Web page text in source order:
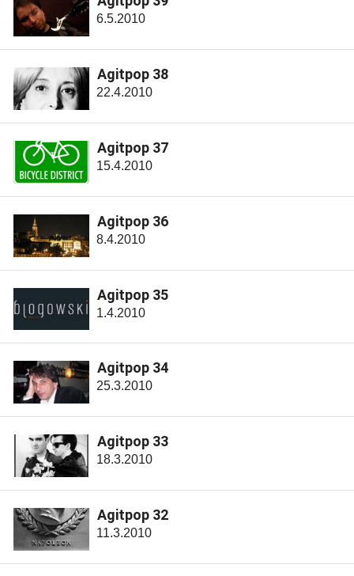
6.5.2010
Agitpop 38
22.4.2010
Agitpop 37
15.4.2010
Agitpop 36
8.4.2010
Agitpop 35
1.4.2010
Agitpop 34
25.3.2010
Agitpop 33
18.3.2010
Agitpop 32
11.3.2010